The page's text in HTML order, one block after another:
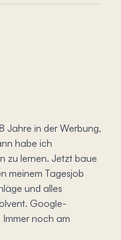
Jahre in der Werbung,
habe ich
zu lernen. Jetzt baue
meinem Tagesjob
und alles
Google-
noch am